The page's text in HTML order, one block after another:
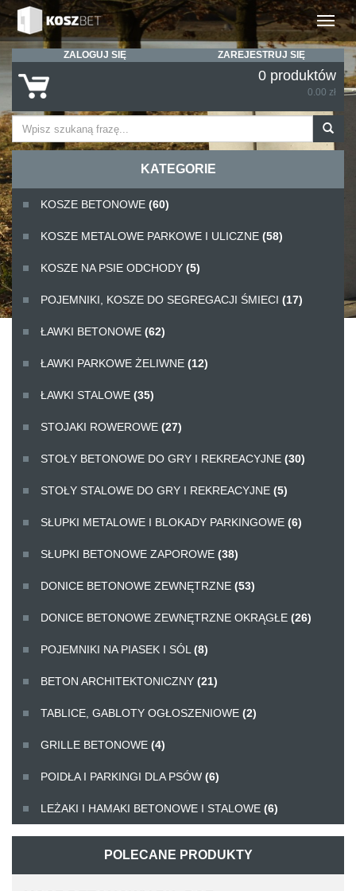
Rozwiń
ZALOGUJ SIĘ ZAREJESTRUJ SIĘ
0 produktów
0.00 zł
KATEGORIE
KOSZE BETONOWE (60)
KOSZE METALOWE PARKOWE I ULICZNE (58)
KOSZE NA PSIE ODCHODY (5)
POJEMNIKI, KOSZE DO SEGREGACJI ŚMIECI (17)
ŁAWKI BETONOWE (62)
ŁAWKI PARKOWE ŻELIWNE (12)
ŁAWKI STALOWE (35)
STOJAKI ROWEROWE (27)
STOŁY BETONOWE DO GRY I REKREACYJNE (30)
STOŁY STALOWE DO GRY I REKREACYJNE (5)
SŁUPKI METALOWE I BLOKADY PARKINGOWE (6)
SŁUPKI BETONOWE ZAPOROWE (38)
DONICE BETONOWE ZEWNĘTRZNE (53)
DONICE BETONOWE ZEWNĘTRZNE OKRĄGŁE (26)
POJEMNIKI NA PIASEK I SÓL (8)
BETON ARCHITEKTONICZNY (21)
TABLICE, GABLOTY OGŁOSZENIOWE (2)
GRILLE BETONOWE (4)
POIDŁA I PARKINGI DLA PSÓW (6)
LEŻAKI I HAMAKI BETONOWE I STALOWE (6)
POLECANE PRODUKTY